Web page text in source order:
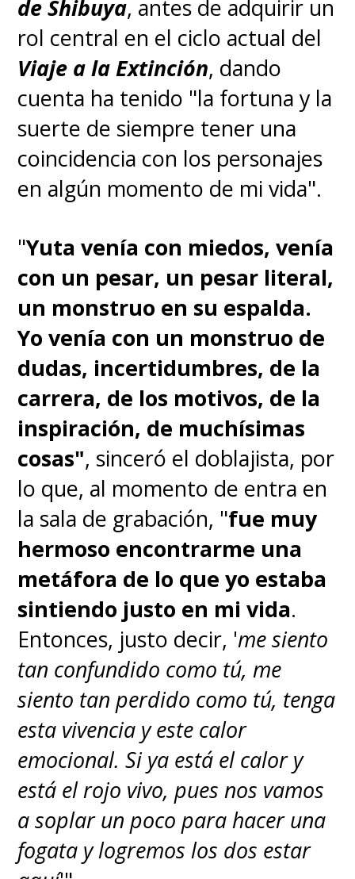
de Shibuya, antes de adquirir un
rol central en el ciclo actual del
Viaje a la Extinción, dando
cuenta ha tenido "la fortuna y la
suerte de siempre tener una
coincidencia con los personajes
en algún momento de mi vida".
"Yuta venía con miedos, venía
con un pesar, un pesar literal,
un monstruo en su espalda.
Yo venía con un monstruo de
dudas, incertidumbres, de la
carrera, de los motivos, de la
inspiración, de muchísimas
cosas", sinceró el doblajista, por
lo que, al momento de entra en
la sala de grabación, "fue muy
hermoso encontrarme una
metáfora de lo que yo estaba
sintiendo justo en mi vida.
Entonces, justo decir, 'me siento
tan confundido como tú, me
siento tan perdido como tú, tenga
esta vivencia y este calor
emocional. Si ya está el calor y
está el rojo vivo, pues nos vamos
a soplar un poco para hacer una
fogata y logremos los dos estar